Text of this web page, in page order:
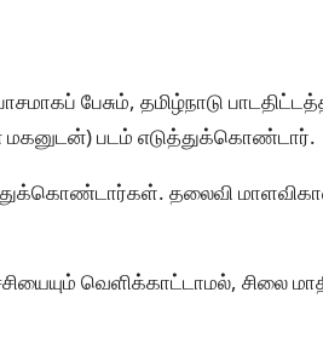
பேசும், தமிழ்நாடு
படம் எடுத்துக்கொண்டார்.
தலைவி
வெளிக்காட்டாமல், சிலை